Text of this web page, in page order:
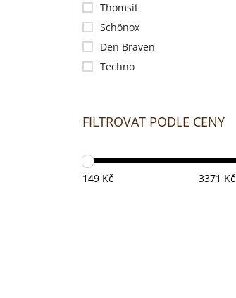
Thomsit
Schönox
Den Braven
Techno
FILTROVAT PODLE CENY
149 Kč 3371 Kč